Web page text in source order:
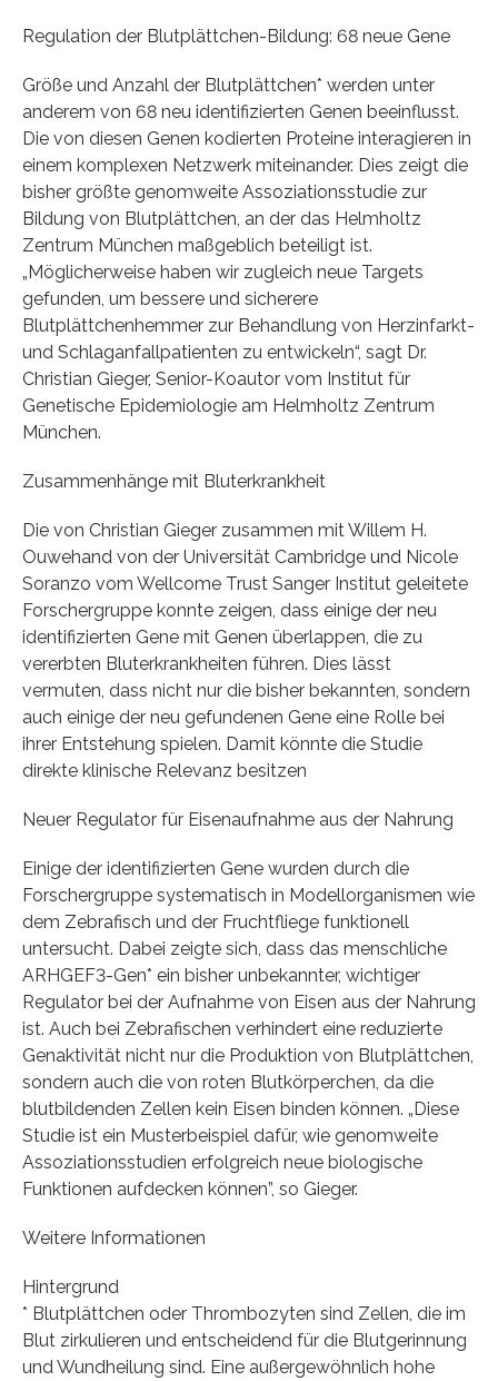
Regulation der Blutplättchen-Bildung: 68 neue Gene
Größe und Anzahl der Blutplättchen* werden unter
anderem von 68 neu identifizierten Genen beeinflusst.
Die von diesen Genen kodierten Proteine interagieren in
einem komplexen Netzwerk miteinander. Dies zeigt die
bisher größte genomweite Assoziationsstudie zur
Bildung von Blutplättchen, an der das Helmholtz
Zentrum München maßgeblich beteiligt ist.
„Möglicherweise haben wir zugleich neue Targets
gefunden, um bessere und sicherere
Blutplättchenhemmer zur Behandlung von Herzinfarkt-
und Schlaganfallpatienten zu entwickeln“, sagt Dr.
Christian Gieger, Senior-Koautor vom Institut für
Genetische Epidemiologie am Helmholtz Zentrum
München.
Zusammenhänge mit Bluterkrankheit
Die von Christian Gieger zusammen mit Willem H.
Ouwehand von der Universität Cambridge und Nicole
Soranzo vom Wellcome Trust Sanger Institut geleitete
Forschergruppe konnte zeigen, dass einige der neu
identifizierten Gene mit Genen überlappen, die zu
vererbten Bluterkrankheiten führen. Dies lässt
vermuten, dass nicht nur die bisher bekannten, sondern
auch einige der neu gefundenen Gene eine Rolle bei
ihrer Entstehung spielen. Damit könnte die Studie
direkte klinische Relevanz besitzen
Neuer Regulator für Eisenaufnahme aus der Nahrung
Einige der identifizierten Gene wurden durch die
Forschergruppe systematisch in Modellorganismen wie
dem Zebrafisch und der Fruchtfliege funktionell
untersucht. Dabei zeigte sich, dass das menschliche
ARHGEF3-Gen* ein bisher unbekannter, wichtiger
Regulator bei der Aufnahme von Eisen aus der Nahrung
ist. Auch bei Zebrafischen verhindert eine reduzierte
Genaktivität nicht nur die Produktion von Blutplättchen,
sondern auch die von roten Blutkörperchen, da die
blutbildenden Zellen kein Eisen binden können. „Diese
Studie ist ein Musterbeispiel dafür, wie genomweite
Assoziationsstudien erfolgreich neue biologische
Funktionen aufdecken können”, so Gieger.
Weitere Informationen
Hintergrund
* Blutplättchen oder Thrombozyten sind Zellen, die im
Blut zirkulieren und entscheidend für die Blutgerinnung
und Wundheilung sind. Eine außergewöhnlich hohe